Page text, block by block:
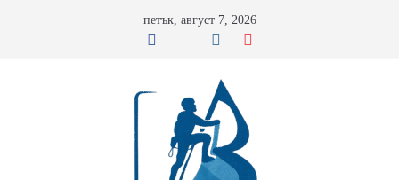
петък, август 7, 2026